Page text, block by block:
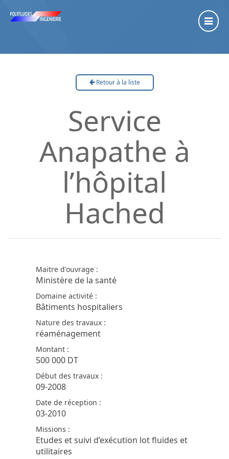
Retour à la liste
Service
Anapathe à
l’hôpital
Hached
Maitre d'ouvrage :
Ministère de la santé
Domaine activité :
Bâtiments hospitaliers
Nature des travaux :
réaménagement
Montant :
500 000 DT
Début des travaux :
09-2008
Date de réception :
03-2010
Missions :
Etudes et suivi d’exécution lot fluides et
utilitaires